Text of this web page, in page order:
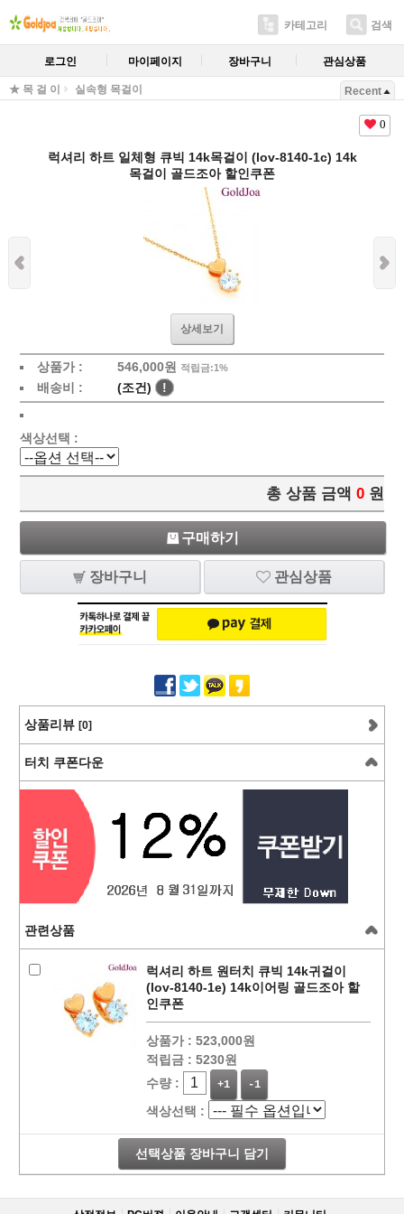
카테고리 검색
로그인 마이페이지 장바구니 관심상품
★ 목 걸 이 실속형 목걸이 Recent
0
럭셔리 하트 일체형 큐빅 14k목걸이 (lov-8140-1c) 14k
목걸이 골드조아 할인쿠폰
상세보기
상품가 : 546,000원 적립금:1%
배송비 : (조건) !
색상선택 :
총 상품 금액 0 원
구매하기
장바구니 관심상품
상품리뷰 [0]
터치 쿠폰다운
관련상품
럭셔리 하트 원터치 큐빅 14k귀걸이
(lov-8140-1e) 14k이어링 골드조아 할
인쿠폰
상품가 : 523,000원
적립금 : 5230원
수량 :
+1 -1
색상선택 :
선택상품 장바구니 담기